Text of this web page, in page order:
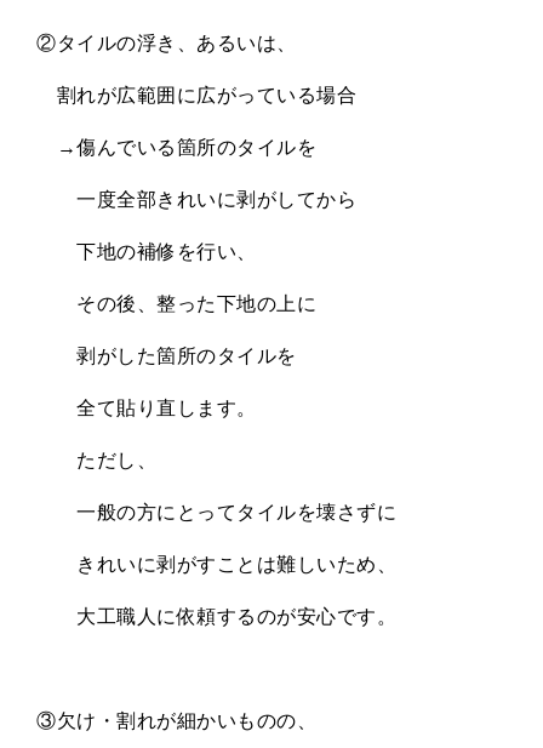
②タイルの浮き、あるいは、
割れが広範囲に広がっている場合
→傷んでいる箇所のタイルを
一度全部きれいに剥がしてから
下地の補修を行い、
その後、整った下地の上に
剥がした箇所のタイルを
全て貼り直します。
ただし、
一般の方にとってタイルを壊さずに
きれいに剥がすことは難しいため、
大工職人に依頼するのが安心です。
③欠け・割れが細かいものの、